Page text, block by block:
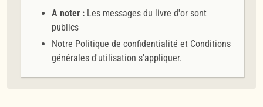
A noter : Les messages du livre d'or sont
publics
Notre Politique de confidentialité et Conditions
générales d'utilisation s'appliquer.